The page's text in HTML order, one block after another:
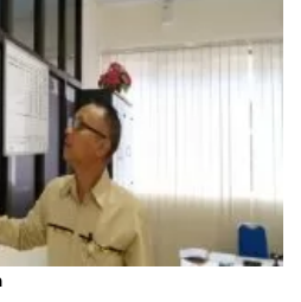
Bulog Papua-Papua Barat: